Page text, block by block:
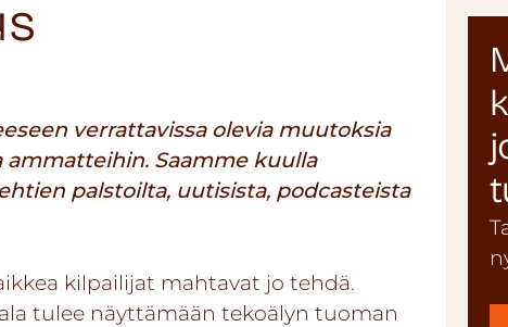
verrattavissa olevia muutoksia
Saamme kuulla
palstoilta, uutisista, podcasteista
kilpailijat mahtavat jo tehdä.
tulee näyttämään tekoälyn tuoman